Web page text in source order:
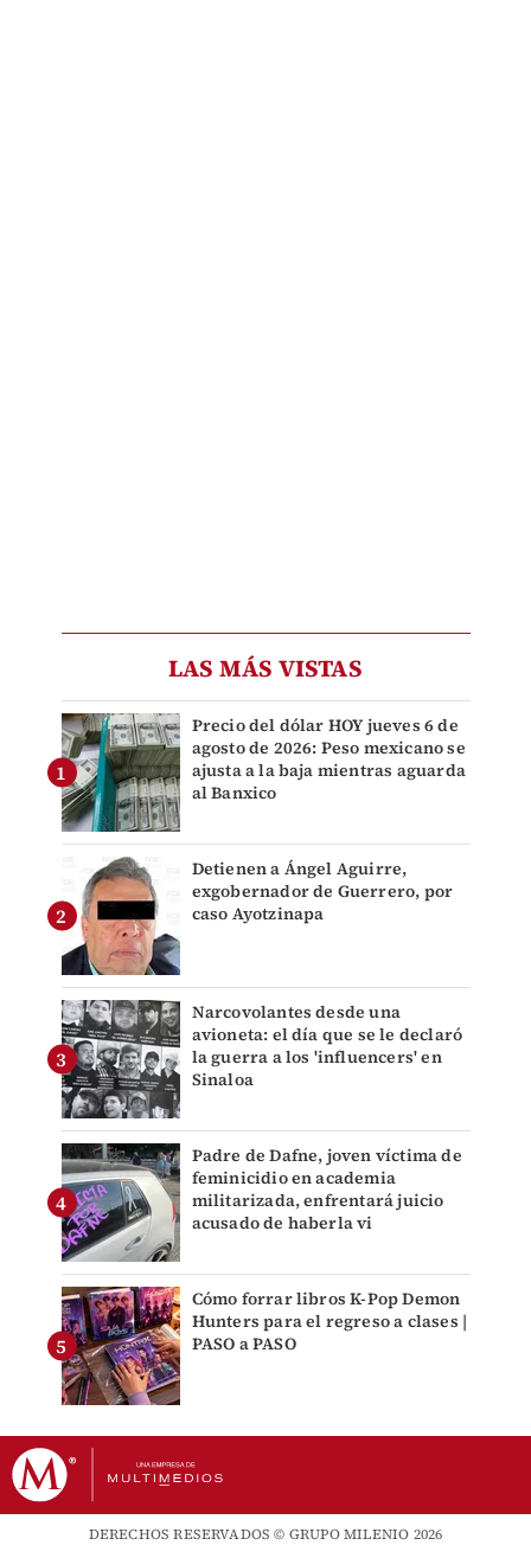
LAS MÁS VISTAS
Precio del dólar HOY jueves 6 de
agosto de 2026: Peso mexicano se
ajusta a la baja mientras aguarda
al Banxico
Detienen a Ángel Aguirre,
exgobernador de Guerrero, por
caso Ayotzinapa
Narcovolantes desde una
avioneta: el día que se le declaró
la guerra a los 'influencers' en
Sinaloa
Padre de Dafne, joven víctima de
feminicidio en academia
militarizada, enfrentará juicio
acusado de haberla vi
Cómo forrar libros K-Pop Demon
Hunters para el regreso a clases |
PASO a PASO
DERECHOS RESERVADOS © GRUPO MILENIO 2026